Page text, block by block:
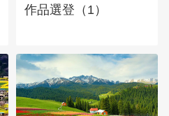
作品選登（1）